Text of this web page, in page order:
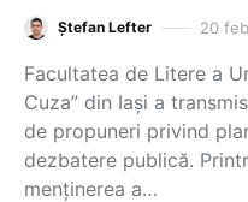
Ștefan Lefter 20
Facultatea de Litere a
Cuza” din Iași a
de propuneri privind
dezbatere publică.
menținerea a…